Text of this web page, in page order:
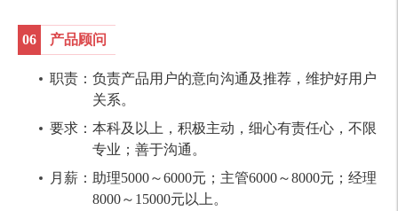
06 产品顾问
职责：负责产品用户的意向沟通及推荐，维护好用户
关系。
要求：本科及以上，积极主动，细心有责任心，不限
专业；善于沟通。
月薪：助理5000～6000元；主管6000～8000元；经理
8000～15000元以上。